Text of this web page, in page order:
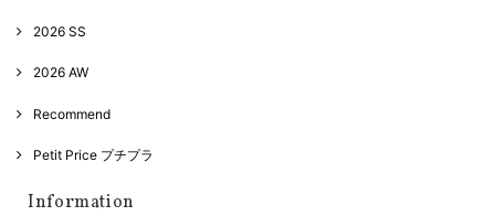
2026 SS
2026 AW
Recommend
Petit Price プチプラ
Information